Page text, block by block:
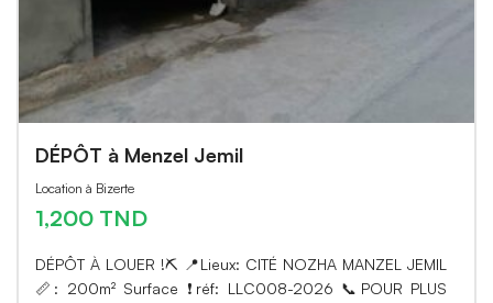
DÉPÔT à Menzel Jemil
Location à Bizerte
1,200 TND
DÉPÔT À LOUER !⛏️ 📍Lieux: CITÉ NOZHA MANZEL JEMIL
📏: 200m² Surface ❗️réf: LLC008-2026 📞POUR PLUS